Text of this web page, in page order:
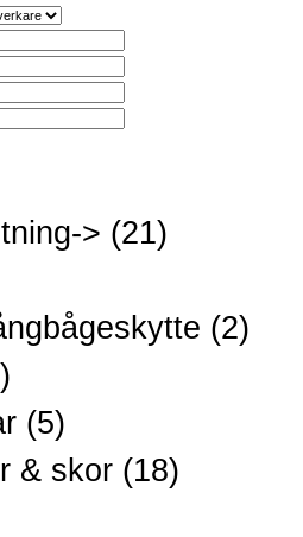
> (21)
(2)
(5)
& skor (18)